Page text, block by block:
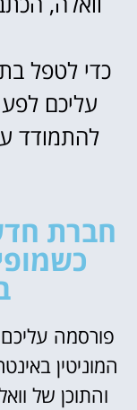
כדי לטפל
עליכם
להתמודד
חברת
המוניטין
והתוכן של